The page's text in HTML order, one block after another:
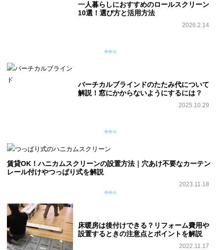
一人暮らしにおすすめのロールスクリーン
10選！選び方と活用方法
2026.2.14
バーチカルブラインドのたたみ代について
解説！窓にかからないようにするには？
2025.10.29
賃貸OK！ハニカムスクリーンの設置方法｜穴あけ不要なカーテン
レール付けやつっぱり式を解説
2023.11.18
床暖房は後付けできる？リフォーム費用や
設置するときの注意点とポイントを解説
2022.11.17